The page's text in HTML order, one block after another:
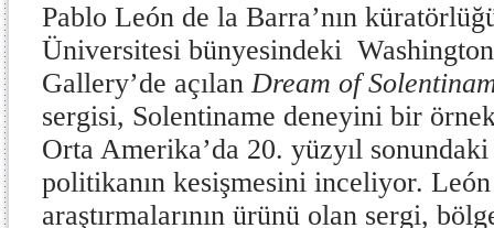
Pablo León de la Barra’nın
Üniversitesi bünyesindeki
Gallery’de açılanDream of
sergisi, Solentiname deneyini bir
Orta Amerika’da 20. yüzyıl
politikanın kesişmesini inceliyor.
araştırmalarının ürünü olan sergi,